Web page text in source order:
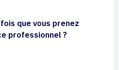
que vous prenez
professionnel ?